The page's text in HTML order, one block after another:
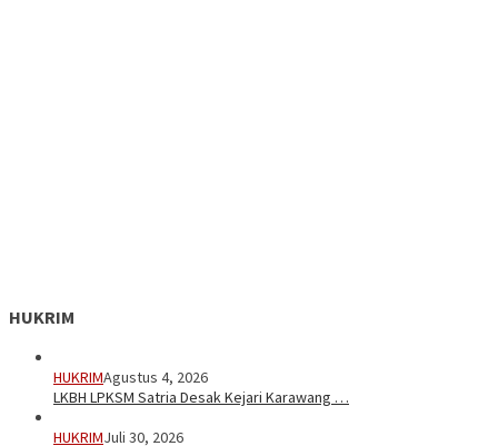
HUKRIM
HUKRIMAgustus 4, 2026
LKBH LPKSM Satria Desak Kejari Karawang …
HUKRIMJuli 30, 2026